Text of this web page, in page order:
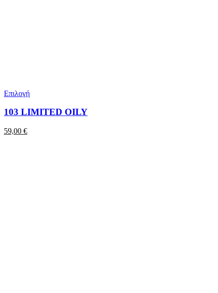
Επιλογή
103 LIMITED OILY
59,00 €